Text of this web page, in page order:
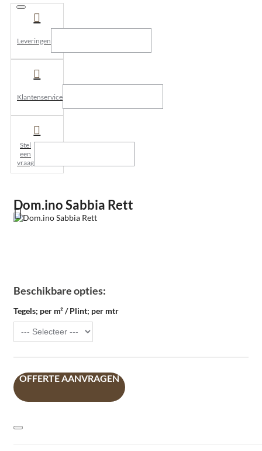
Leveringen
Klantenservice
Stel
een
vraag
Dom.ino Sabbia Rett
Beschikbare opties:
Tegels; per m² / Plint; per mtr
OFFERTE AANVRAGEN